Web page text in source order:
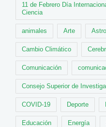
11 de Febrero Día
Ciencia
animales Arte
Cambio Climático
Comunicación
Consejo Superior de
COVID-19 Deporte
Educación Energía